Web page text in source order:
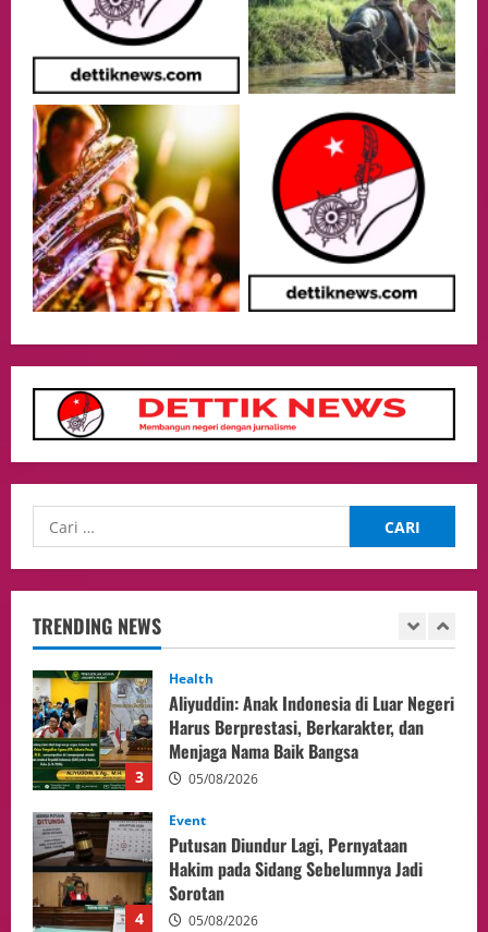
TRENDING NEWS
3
Harus Berprestasi, Berkarakter, dan
Menjaga Nama Baik Bangsa
05/08/2026
4
Putusan Diundur Lagi, Pernyataan
Hakim pada Sidang Sebelumnya Jadi
Sorotan
05/08/2026
Politik
Presiden Prabowo dan PM Thailand
Sepakat Perkuat Stabilitas ketahan
Kedua Negara.
Culture
Pengadilan Agama Jakarta Pusat
Selesaikan 25 Perkara Isbat Nikah bagi
WNI di Johor Bahru
2
Adakan Pertemuan Dengan Delegasi 6
3
Health
Aliyuddin: Anak Indonesia di Luar Negeri
Harus Berprestasi, Berkarakter, dan
Menjaga Nama Baik Bangsa
05/08/2026
4
Event
Putusan Diundur Lagi, Pernyataan
Hakim pada Sidang Sebelumnya Jadi
Sorotan
05/08/2026